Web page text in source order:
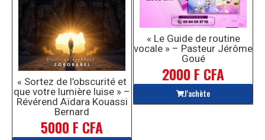
« Sortez de l’obscurité et
que votre lumière luise » –
Révérend Aïdara Kouassi
Bernard
5000 F CFA
« Le Guide de routine
vocale » – Pasteur Jérôme
Goué
2000 F CFA
J'achète